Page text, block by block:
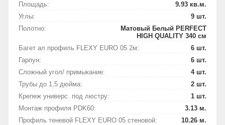
Площадь:
9.93 кв.м.
Углы:
9 шт.
Полотно:
Матовый Белый PERFECT
HIGH QUALITY 340 см
Багет ал профиль FLEXY EURO 05 2м:
6 шт.
Гарпун:
6 шт.
Сложный угол/ примыкание:
4 шт.
Трубы до 1,5 дюйма:
2 шт.
Крепеж универс. под люстру:
1 шт.
Монтаж профиля PDK60:
3.13 м.
Профиль теневой FLEXY EURO 05 стеновой:
10.26 м.